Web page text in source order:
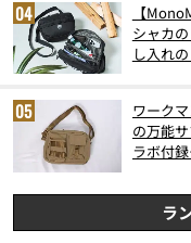
【
シャカ
し入れ
ワーク
の万能
ラボ付
ラ